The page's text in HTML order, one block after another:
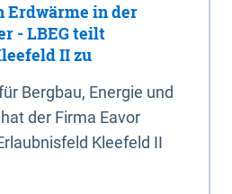
Erdwärme in der
- LBEG teilt
II zu
Bergbau, Energie und
der Firma Eavor
Kleefeld II